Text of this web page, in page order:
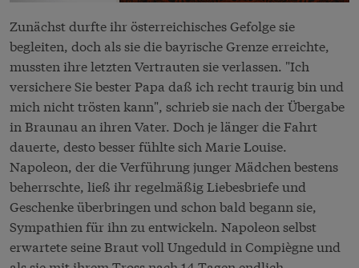
Zunächst durfte ihr österreichisches Gefolge sie
begleiten, doch als sie die bayrische Grenze erreichte,
mussten ihre letzten Vertrauten sie verlassen. "Ich
versichere Sie bester Papa daß ich recht traurig bin und
mich nicht trösten kann", schrieb sie nach der Übergabe
in Braunau an ihren Vater. Doch je länger die Fahrt
dauerte, desto besser fühlte sich Marie Louise.
Napoleon, der die Verführung junger Mädchen bestens
beherrschte, ließ ihr regelmäßig Liebesbriefe und
Geschenke überbringen und schon bald begann sie,
Sympathien für ihn zu entwickeln. Napoleon selbst
erwartete seine Braut voll Ungeduld in Compiègne und